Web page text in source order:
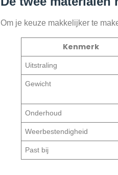
Om je keuze makkelijker te
Kenmerk
Uitstraling
Gewicht
Onderhoud
Weerbestendigheid
Past bij